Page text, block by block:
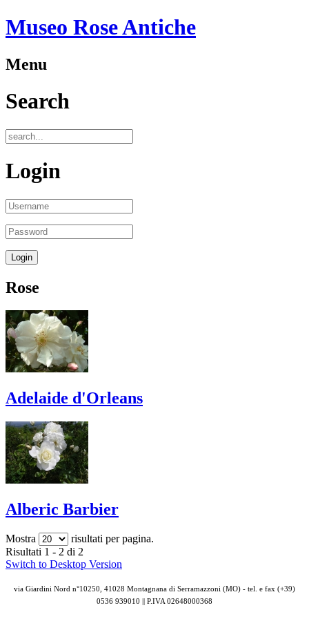
Museo Rose Antiche
Menu
Search
Login
Rose
Adelaide d'Orleans
Alberic Barbier
Mostra
risultati per pagina.
Risultati 1 - 2 di 2
Switch to Desktop Version
via Giardini Nord n°10250, 41028 Montagnana di Serramazzoni (MO) - tel. e fax (+39)
0536 939010 || P.IVA 02648000368